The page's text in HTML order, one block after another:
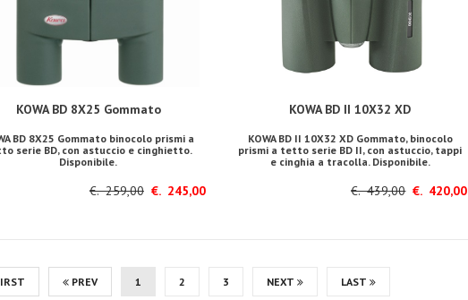
KOWA BD 8X25 Gommato
BD 8X25 Gommato binocolo prismi a
serie BD, con astuccio e cinghietto.
Disponibile.
€. 259,00€. 245,00
KOWA BD II 10X32 XD
KOWA BD II 10X32 XD Gommato, binocolo
prismi a tetto serie BD II, con astuccio, tappi
e cinghia a tracolla. Disponibile.
€. 439,00€. 420,00
PREV 1 2 3 NEXT LAST